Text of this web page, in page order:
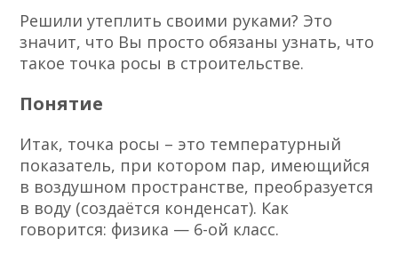
Решили утеплить своими руками? Это
значит, что Вы просто обязаны узнать, что
такое точка росы в строительстве.
Понятие
Итак, точка росы – это температурный
показатель, при котором пар, имеющийся
в воздушном пространстве, преобразуется
в воду (создаётся конденсат). Как
говорится: физика — 6-ой класс.